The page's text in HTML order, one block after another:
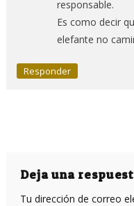
responsable.
Es como decir
elefante no
Responder
Deja una
Tu dirección de correo